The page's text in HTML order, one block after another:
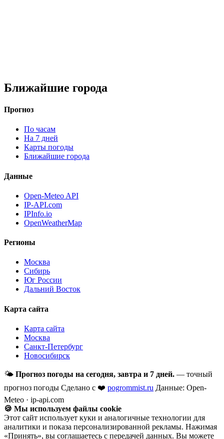
Ближайшие города
Прогноз
По часам
На 7 дней
Карты погоды
Ближайшие города
Данные
Open-Meteo API
IP-API.com
IPInfo.io
OpenWeatherMap
Регионы
Москва
Сибирь
Юг России
Дальний Восток
Карта сайта
Карта сайта
Москва
Санкт-Петербург
Новосибирск
🌤 Прогноз погоды на сегодня, завтра и 7 дней. — точный
прогноз погоды Сделано с ❤️ pogrommist.ru Данные: Open-
Meteo · ip-api.com
🍪 Мы используем файлы cookie
Этот сайт использует куки и аналогичные технологии для
аналитики и показа персонализированной рекламы. Нажимая
«Принять», вы соглашаетесь с передачей данных. Вы можете